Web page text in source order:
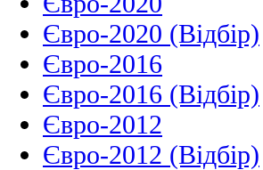
Євро-2020 (Відбір)
Євро-2016
Євро-2016 (Відбір)
Євро-2012
Євро-2012 (Відбір)